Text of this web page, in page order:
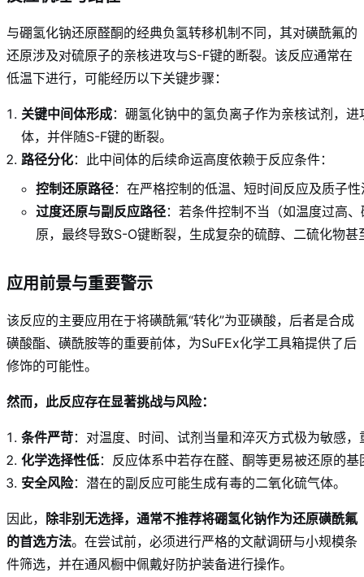
与硼氢化钠还原醛酮的经典负氢转移机制不同，其对磺酰氟的
还原涉及对硫原子的亲核进攻与S-F键的断裂。该反应通常在
低温下进行，可能经历以下关键步骤：
关键中间体形成：硼氢化钠中的氢负离子作为亲核试剂，
体，并伴随S-F键的断裂。
路径分化：此中间体的后续命运高度依赖于反应条件：
控制还原路径：在严格控制的低温、短时间反应及质子
过度还原与副反应路径：若条件控制不当（如温度过高
原，最终导致S-O键断裂，生成复杂的硫醇、二硫化物
应用前景与重要警示
该反应的主要应用在于将磺酰氟“转化”为亚磺酸，后者是合成
磺酸酯、磺酰胺等的重要前体，为SuFEx化学工具箱提供了后
修饰的可能性。
然而，此反应存在显著挑战与风险：
条件严苛：对温度、时间、试剂当量和淬灭方式极为敏感
化学选择性低：反应体系中若存在醛、酮等更易被还原的
安全风险：潜在的副反应可能生成有毒的二氧化硫气体。
因此， 除非别无选择，通常不推荐将硼氢化钠作为还原磺酰氟
的首选方法。在尝试前，必须进行严格的文献调研与小规模条
件筛选，并在通风橱中佩戴好防护装备进行操作。